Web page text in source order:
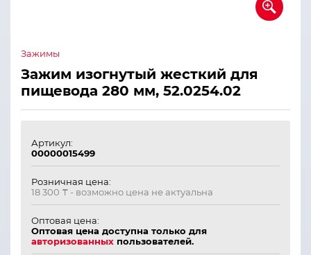
Зажимы
Зажим изогнутый жесткий для
пищевода 280 мм, 52.0254.02
Артикул:
00000015499
Розничная цена:
18 300 ₸ - возможно цена не актуальна
Оптовая цена:
Оптовая цена доступна только для
авторизованных пользователей.